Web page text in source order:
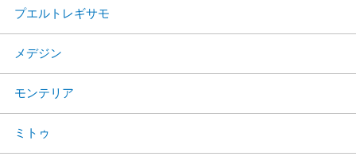
プエルトレギサモ
メデジン
モンテリア
ミトゥ